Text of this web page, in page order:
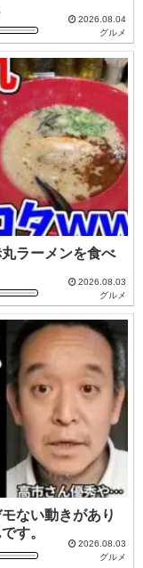
2026.08.04
グルメ
ラーメンを食べ
2026.08.03
グルメ
ない動きがあり
す。
2026.08.03
グルメ